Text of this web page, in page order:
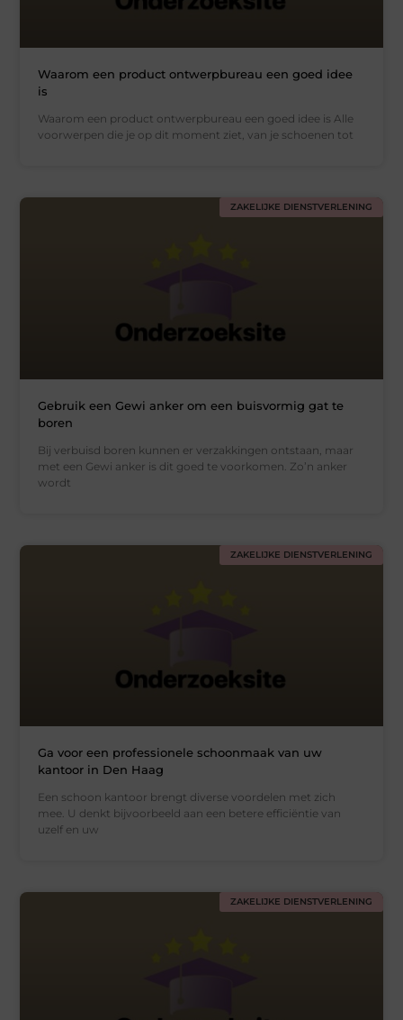
Waarom een product ontwerpbureau een goed idee
is
Waarom een product ontwerpbureau een goed idee is Alle
voorwerpen die je op dit moment ziet, van je schoenen tot
ZAKELIJKE DIENSTVERLENING
Gebruik een Gewi anker om een buisvormig gat te
boren
Bij verbuisd boren kunnen er verzakkingen ontstaan, maar
met een Gewi anker is dit goed te voorkomen. Zo’n anker
wordt
ZAKELIJKE DIENSTVERLENING
Ga voor een professionele schoonmaak van uw
kantoor in Den Haag
Een schoon kantoor brengt diverse voordelen met zich
mee. U denkt bijvoorbeeld aan een betere efficiëntie van
uzelf en uw
ZAKELIJKE DIENSTVERLENING